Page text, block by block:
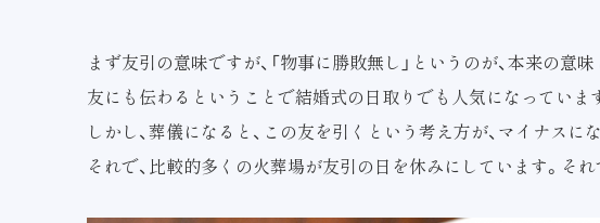
まず友引の意味ですが、「物事に勝敗無し」というのが、本来の
友にも伝わるということで結婚式の日取りでも人気になっていま
しかし、葬儀になると、この友を引くという考え方が、マイナスに
それで、比較的多くの火葬場が友引の日を休みにしています。そ